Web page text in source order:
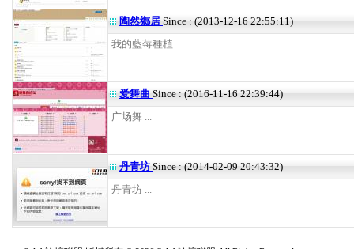
陶然鄉居Since : (2013-12-16 22:55:11)
我的藍莓種植 ...
爱舞曲 Since : (2016-11-16 22:39:44)
广场舞 ...
丹青坊 Since : (2014-02-09 20:43:32)
丹青坊 ...